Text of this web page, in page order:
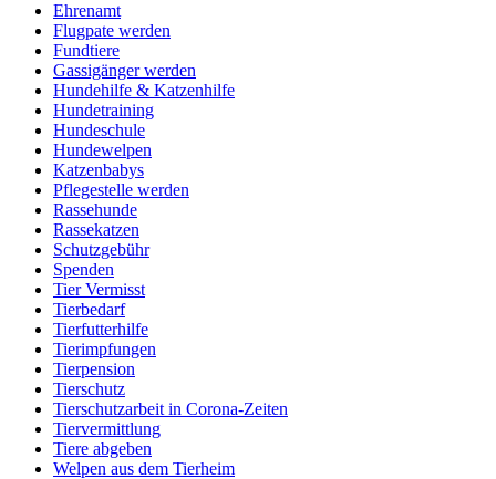
Ehrenamt
Flugpate werden
Fundtiere
Gassigänger werden
Hundehilfe & Katzenhilfe
Hundetraining
Hundeschule
Hundewelpen
Katzenbabys
Pflegestelle werden
Rassehunde
Rassekatzen
Schutzgebühr
Spenden
Tier Vermisst
Tierbedarf
Tierfutterhilfe
Tierimpfungen
Tierpension
Tierschutz
Tierschutzarbeit in Corona-Zeiten
Tiervermittlung
Tiere abgeben
Welpen aus dem Tierheim